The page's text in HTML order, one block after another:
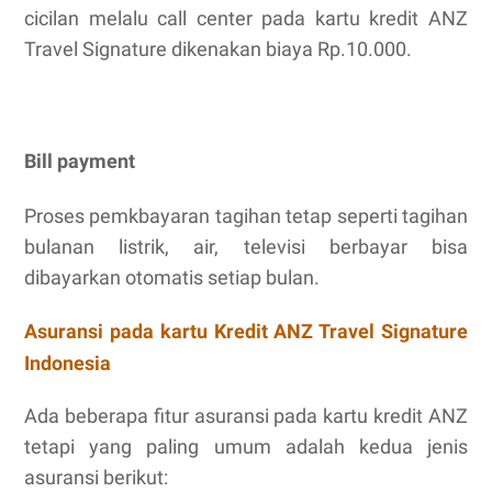
cicilan melalu call center pada kartu kredit ANZ
Travel Signature dikenakan biaya Rp.10.000.
Bill payment
Proses pemkbayaran tagihan tetap seperti tagihan
bulanan listrik, air, televisi berbayar bisa
dibayarkan otomatis setiap bulan.
Asuransi pada kartu Kredit ANZ Travel Signature
Indonesia
Ada beberapa fitur asuransi pada kartu kredit ANZ
tetapi yang paling umum adalah kedua jenis
asuransi berikut: